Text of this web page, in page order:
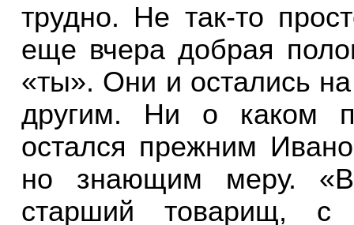
трудно. Не так-то
еще вчера добрая
«ты». Они и остались
другим. Ни о каком
остался прежним
но знающим меру.
старший товарищ,